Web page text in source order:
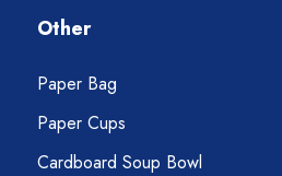
Other
Paper Bag
Paper Cups
Cardboard Soup Bowl